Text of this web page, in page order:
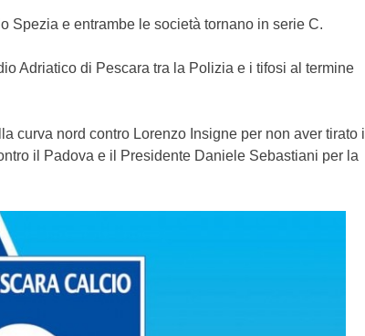
Spezia e entrambe le società tornano in serie C.
Adriatico di Pescara tra la Polizia e i tifosi al termine
curva nord contro Lorenzo Insigne per non aver tirato il
il Padova e il Presidente Daniele Sebastiani per la